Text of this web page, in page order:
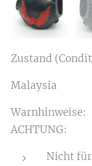
Zustand
Malaysia
Warnhinweise:
ACHTUNG:
Nicht